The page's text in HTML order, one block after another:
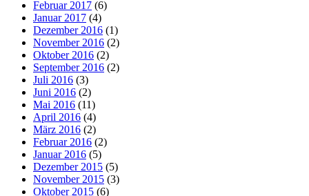
Februar 2017 (6)
Januar 2017 (4)
Dezember 2016 (1)
November 2016 (2)
Oktober 2016 (2)
September 2016 (2)
Juli 2016 (3)
Juni 2016 (2)
Mai 2016 (11)
April 2016 (4)
März 2016 (2)
Februar 2016 (2)
Januar 2016 (5)
Dezember 2015 (5)
November 2015 (3)
Oktober 2015 (6)